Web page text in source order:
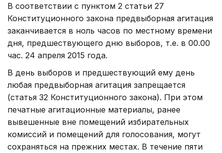
В соответствии с пунктом 2 статьи 27
Конституционного закона предвыборная агитация
заканчивается в ноль часов по местному времени
дня, предшествующего дню выборов, т.е. в 00.00
час. 24 апреля 2015 года.
В день выборов и предшествующий ему день
любая предвыборная агитация запрещается
(статья 32 Конституционного закона). При этом
печатные агитационные материалы, ранее
вывешенные вне помещений избирательных
комиссий и помещений для голосования, могут
сохраняться на прежних местах. В течение пяти